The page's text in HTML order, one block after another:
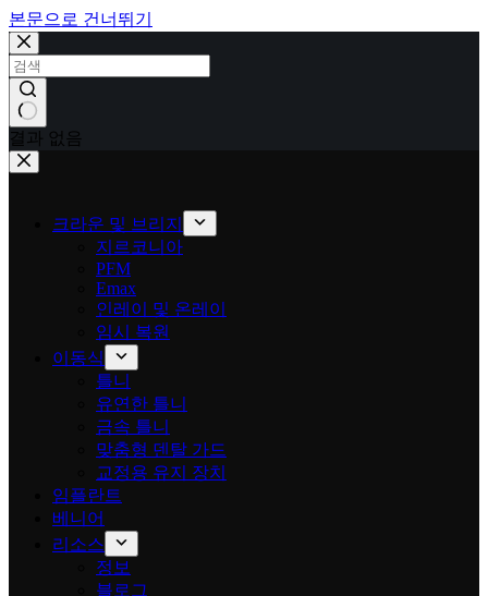
본문으로 건너뛰기
결과 없음
크라운 및 브리지
지르코니아
PFM
Emax
인레이 및 온레이
임시 복원
이동식
틀니
유연한 틀니
금속 틀니
맞춤형 덴탈 가드
교정용 유지 장치
임플란트
베니어
리소스
정보
블로그